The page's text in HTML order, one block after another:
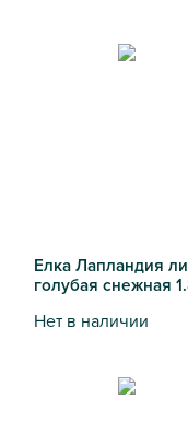
Елка Лапландия
голубая снежная
Нет в наличии